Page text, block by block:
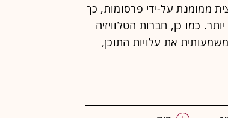
ממומנת על-ידי פרסומות, כך
כמו כן, חברות הטלוויזיה
את עלויות התוכן,